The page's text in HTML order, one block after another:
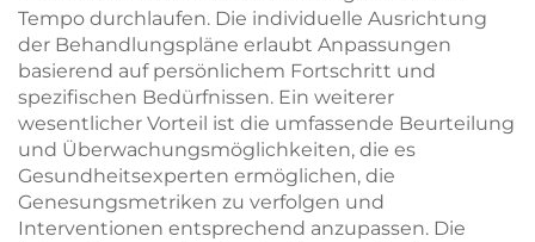
Tempo durchlaufen. Die individuelle Ausrichtung
der Behandlungspläne erlaubt Anpassungen
basierend auf persönlichem Fortschritt und
spezifischen Bedürfnissen. Ein weiterer
wesentlicher Vorteil ist die umfassende Beurteilung
und Überwachungsmöglichkeiten, die es
Gesundheitsexperten ermöglichen, die
Genesungsmetriken zu verfolgen und
Interventionen entsprechend anzupassen. Die